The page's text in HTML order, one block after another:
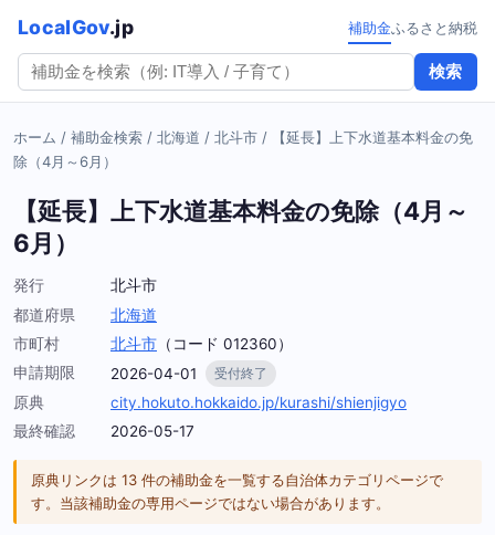
LocalGov.jp
検索
補助金ふるさと納税
ホーム / 補助金検索 / 北海道 / 北斗市 /
【延長】上下水道基本料金の免
除（4月～6月）
【延長】上下水道基本料金の免除（4月～
6月）
発行
北斗市
都道府県
北海道
市町村
北斗市 （コード 012360）
申請期限
2026-04-01 受付終了
原典
city.hokuto.hokkaido.jp/kurashi/shienjigyo
最終確認
2026-05-17
原典リンクは 13 件の補助金を一覧する自治体カテゴリページで
す。当該補助金の専用ページではない場合があります。